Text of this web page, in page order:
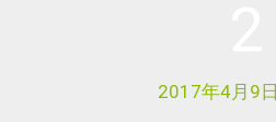
2017年4月9日